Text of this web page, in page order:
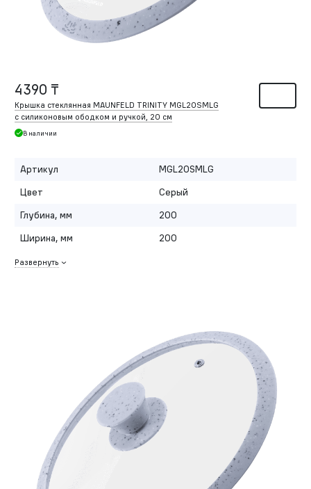
4390 ₸
Крышка стеклянная MAUNFELD TRINITY MGL20SMLG
с силиконовым ободком и ручкой, 20 см
В наличии
Артикул
MGL20SMLG
Цвет
Серый
Глубина, мм
200
Ширина, мм
200
Развернуть